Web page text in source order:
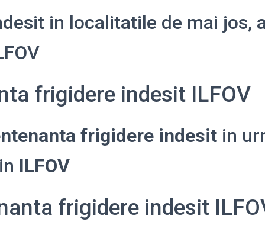
in localitatile de mai jos,
frigidere indesit ILFOV
frigidere indesit in
ILFOV
frigidere indesit